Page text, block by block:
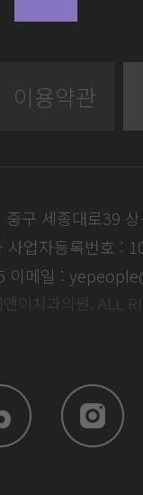
이용약관
구 세종대로39
사업자등록번호 :
이메일 :
이치과의원. ALL